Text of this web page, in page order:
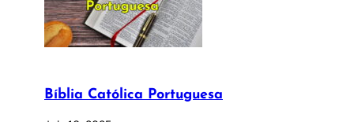
Bíblia Católica Portuguesa